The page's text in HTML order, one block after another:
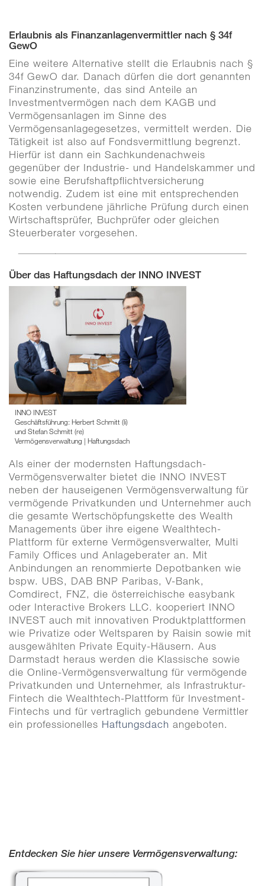
Erlaubnis als Finanzanlagenvermittler nach § 34f
GewO
Eine weitere Alternative stellt die Erlaubnis nach §
34f GewO dar. Danach dürfen die dort genannten
Finanzinstrumente, das sind Anteile an
Investmentvermögen nach dem KAGB und
Vermögensanlagen im Sinne des
Vermögensanlagegesetzes, vermittelt werden. Die
Tätigkeit ist also auf Fondsvermittlung begrenzt.
Hierfür ist dann ein Sachkundenachweis
gegenüber der Industrie- und Handelskammer und
sowie eine Berufshaftpflichtversicherung
notwendig. Zudem ist eine mit entsprechenden
Kosten verbundene jährliche Prüfung durch einen
Wirtschaftsprüfer, Buchprüfer oder gleichen
Steuerberater vorgesehen.
Über das Haftungsdach der INNO INVEST
INNO INVEST
Geschäftsführung: Herbert Schmitt (li)
und Stefan Schmitt (re)
Vermögensverwaltung | Haftungsdach
Als einer der modernsten Haftungsdach-
Vermögensverwalter bietet die INNO INVEST
neben der hauseigenen Vermögensverwaltung für
vermögende Privatkunden und Unternehmer auch
die gesamte Wertschöpfungskette des Wealth
Managements über ihre eigene Wealthtech-
Plattform für externe Vermögensverwalter, Multi
Family Offices und Anlageberater an. Mit
Anbindungen an renommierte Depotbanken wie
bspw. UBS, DAB BNP Paribas, V-Bank,
Comdirect, FNZ, die österreichische easybank
oder Interactive Brokers LLC. kooperiert INNO
INVEST auch mit innovativen Produktplattformen
wie Privatize oder Weltsparen by Raisin sowie mit
ausgewählten Private Equity-Häusern. Aus
Darmstadt heraus werden die Klassische sowie
die Online-Vermögensverwaltung für vermögende
Privatkunden und Unternehmer, als Infrastruktur-
Fintech die Wealthtech-Plattform für Investment-
Fintechs und für vertraglich gebundene Vermittler
ein professionelles Haftungsdach angeboten.
Entdecken Sie hier unsere Vermögensverwaltung: